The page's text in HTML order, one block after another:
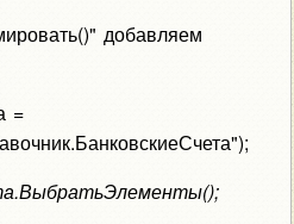
добавляем
=